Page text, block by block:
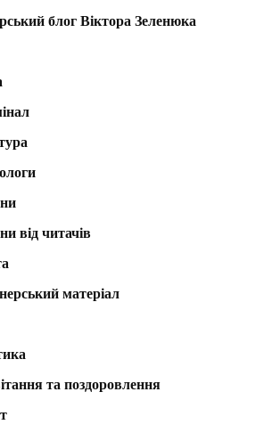
блог Віктора Зеленюка
від читачів
матеріал
та поздоровлення